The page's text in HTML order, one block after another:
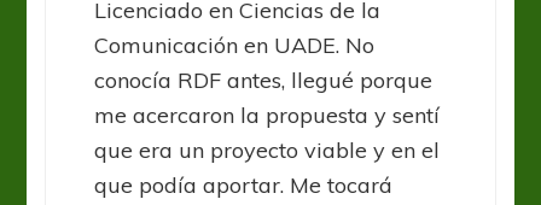
Licenciado en Ciencias de la
Comunicación en UADE. No
conocía RDF antes, llegué porque
me acercaron la propuesta y sentí
que era un proyecto viable y en el
que podía aportar. Me tocará